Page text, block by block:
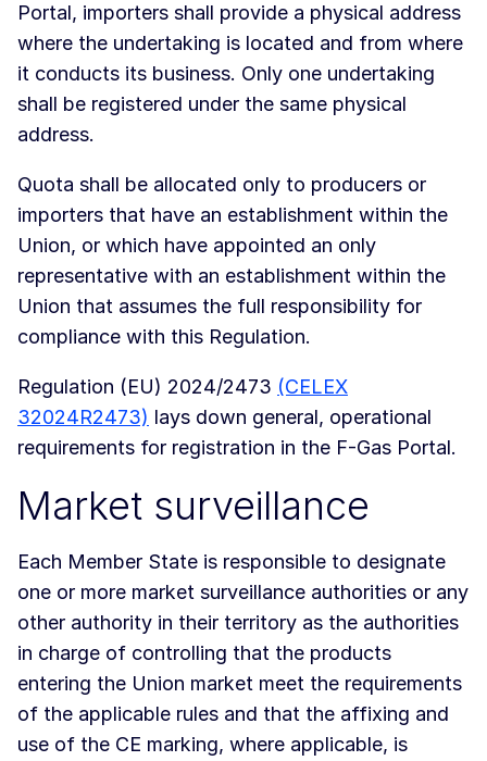
Portal, importers shall provide a physical address
where the undertaking is located and from where
it conducts its business. Only one undertaking
shall be registered under the same physical
address.
Quota shall be allocated only to producers or
importers that have an establishment within the
Union, or which have appointed an only
representative with an establishment within the
Union that assumes the full responsibility for
compliance with this Regulation.
Regulation (EU) 2024/2473 (CELEX
32024R2473) lays down general, operational
requirements for registration in the F-Gas Portal.
Market surveillance
Each Member State is responsible to designate
one or more market surveillance authorities or any
other authority in their territory as the authorities
in charge of controlling that the products
entering the Union market meet the requirements
of the applicable rules and that the affixing and
use of the CE marking, where applicable, is